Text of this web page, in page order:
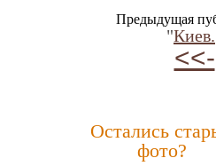
Предыдущая
"Киев.
<<-
Остались
фото?